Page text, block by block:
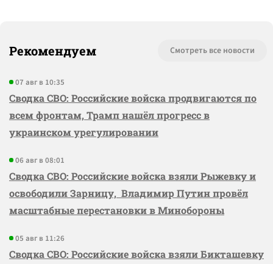
Рекомендуем Смотреть все новости
07 авг в 10:35
Сводка СВО: Российские войска продвигаются по
всем фронтам, Трамп нашёл прогресс в
украинском урегулировании
06 авг в 08:01
Сводка СВО: Российские войска взяли Рыжевку и
освободили Зарницу, Владимир Путин провёл
масштабные перестановки в Минобороны
05 авг в 11:26
Сводка СВО: Российские войска взяли Бикташевку